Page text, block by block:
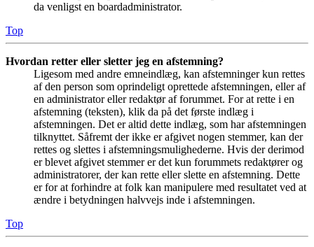
da venligst en boardadministrator.
Top
Hvordan retter eller sletter jeg en afstemning?
Ligesom med andre emneindlæg, kan afstemninger kun rettes
af den person som oprindeligt oprettede afstemningen, eller af
en administrator eller redaktør af forummet. For at rette i en
afstemning (teksten), klik da på det første indlæg i
afstemningen. Det er altid dette indlæg, som har afstemningen
tilknyttet. Såfremt der ikke er afgivet nogen stemmer, kan der
rettes og slettes i afstemningsmulighederne. Hvis der derimod
er blevet afgivet stemmer er det kun forummets redaktører og
administratorer, der kan rette eller slette en afstemning. Dette
er for at forhindre at folk kan manipulere med resultatet ved at
ændre i betydningen halvvejs inde i afstemningen.
Top